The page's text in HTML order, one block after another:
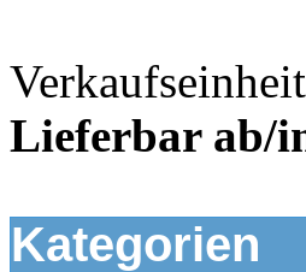
Lieferbar ab/
Kategorien